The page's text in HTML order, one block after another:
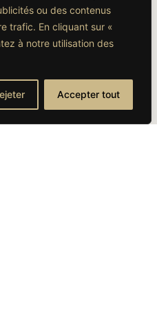
ou des contenus
trafic. En cliquant sur «
à notre utilisation des
Accepter tout